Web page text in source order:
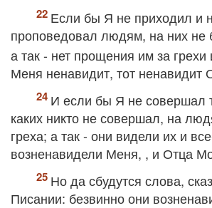
Если бы Я не приходил и
проповедовал людям, на них не
а так - нет прощения им за грехи
Меня ненавидит, тот ненавидит
И если бы Я не совершал
каких никто не совершал, на
греха; а так - они видели их и
возненавидели Меня, , и Отца
Но да сбудутся слова,
Писании: безвинно они